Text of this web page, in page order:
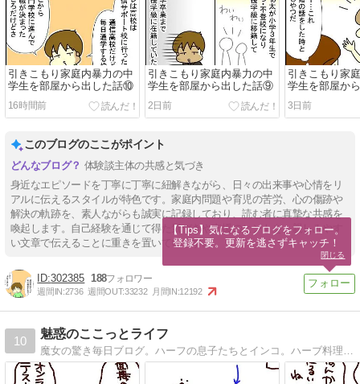
引きこもり家庭内暴力の中
学生を部屋から出した話⑩
16時間前
引きこもり家庭内暴力の中
学生を部屋から出した話⑨
2日前
引きこもり家
学生を部屋か
3日前
このブログのここがポイント
体験談主体の共感と気づき
身近なエピソードを丁寧に丁寧に紐解きながら、日々の出来事や心情をリ
アルに伝えるスタイルが特色です。家庭内問題や育児の苦労、心の傷跡や
解決の軌跡を、素人ながらも誠実に記録しており、読む者に真摯な共感を
喚起します。自己経験を通じて得た気づきや支援のヒントを、親しみやす
い文章で伝えることに重きを置いています。
302385 188
週間IN:2736 週間OUT:33232 月間IN:12192
10
魅惑のここっとライフ
魔女の驚き毎日ブログ。ハーフの息子たちとインコ。ハーブ料理本出版しました！
【Tips】気になるブログをフォロー。
登録不要。更新を逃さずキャッチ！
閉じる